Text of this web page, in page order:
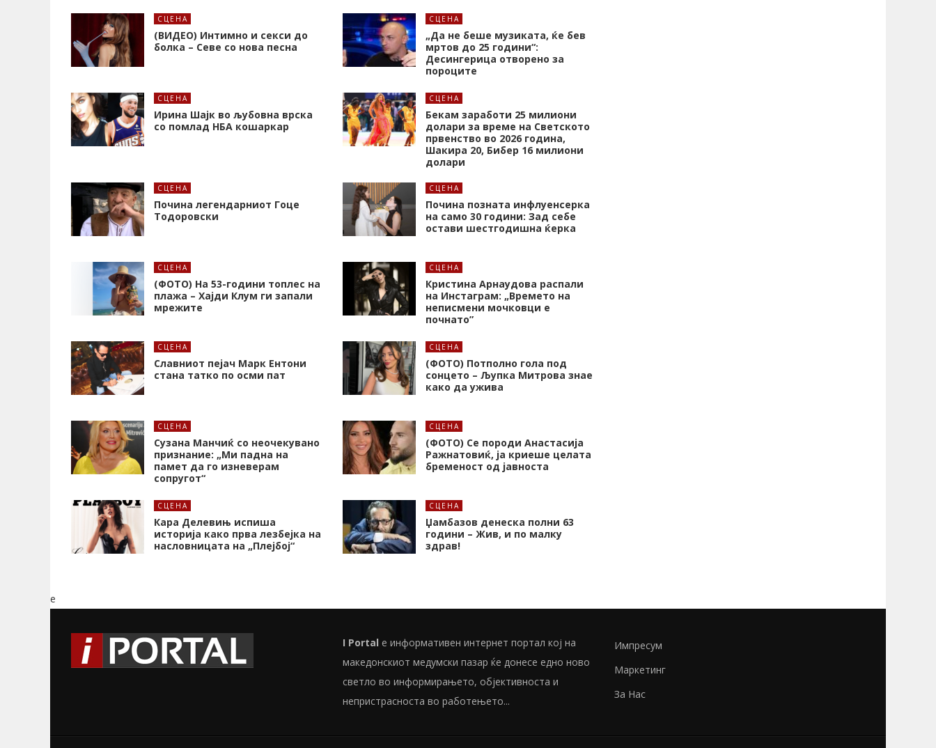
СЦЕНА
(ВИДЕО) Интимно и секси до
болка – Севе со нова песна
СЦЕНА
„Да не беше музиката, ќе бев
мртов до 25 години“:
Десингерица отворено за
пороците
СЦЕНА
Ирина Шајк во љубовна врска
со помлад НБА кошаркар
СЦЕНА
Бекам заработи 25 милиони
долари за време на Светското
првенство во 2026 година,
Шакира 20, Бибер 16 милиони
долари
СЦЕНА
Почина легендарниот Гоце
Тодоровски
СЦЕНА
Почина позната инфлуенсерка
на само 30 години: Зад себе
остави шестгодишна ќерка
СЦЕНА
(ФОТО) На 53-години топлес на
плажа – Хајди Клум ги запали
мрежите
СЦЕНА
Кристина Арнаудова распали
на Инстаграм: „Времето на
неписмени мочковци е
почнато”
СЦЕНА
Славниот пејач Марк Ентони
стана татко по осми пат
СЦЕНА
(ФОТО) Потполно гола под
сонцето – Љупка Митрова знае
како да ужива
СЦЕНА
Сузана Манчиќ со неочекувано
признание: „Ми падна на
памет да го изневерам
сопругот“
СЦЕНА
(ФОТО) Се породи Анастасија
Ражнатовиќ, ја криеше целата
бременост од јавноста
СЦЕНА
Кара Делевињ испиша
историја како прва лезбејка на
насловницата на „Плејбој“
СЦЕНА
Џамбазов денеска полни 63
години – Жив, и по малку
здрав!
e
I Portal е информативен интернет портал кој на
македонскиот медумски пазар ќе донесе едно ново
светло во информирањето, објективноста и
непристрасноста во работењето...
Импресум
Маркетинг
За Нас